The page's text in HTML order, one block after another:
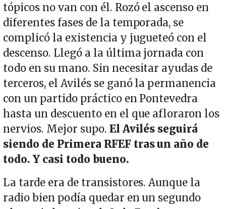
tópicos no van con él. Rozó el ascenso en
diferentes fases de la temporada, se
complicó la existencia y jugueteó con el
descenso. Llegó a la última jornada con
todo en su mano. Sin necesitar ayudas de
terceros, el Avilés se ganó la permanencia
con un partido práctico en Pontevedra
hasta un descuento en el que afloraron los
nervios. Mejor supo. El Avilés seguirá
siendo de Primera RFEF tras un año de
todo. Y casi todo bueno.
La tarde era de transistores. Aunque la
radio bien podía quedar en un segundo